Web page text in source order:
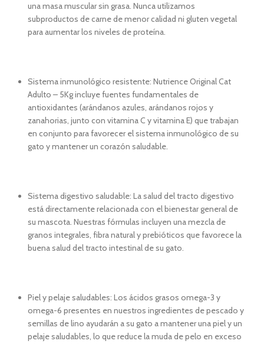
una masa muscular sin grasa. Nunca utilizamos
subproductos de carne de menor calidad ni gluten vegetal
para aumentar los niveles de proteína.
Sistema inmunológico resistente: Nutrience Original Cat
Adulto – 5Kg incluye fuentes fundamentales de
antioxidantes (arándanos azules, arándanos rojos y
zanahorias, junto con vitamina C y vitamina E) que trabajan
en conjunto para favorecer el sistema inmunológico de su
gato y mantener un corazón saludable.
Sistema digestivo saludable: La salud del tracto digestivo
está directamente relacionada con el bienestar general de
su mascota. Nuestras fórmulas incluyen una mezcla de
granos integrales, fibra natural y prebióticos que favorece la
buena salud del tracto intestinal de su gato.
Piel y pelaje saludables: Los ácidos grasos omega-3 y
omega-6 presentes en nuestros ingredientes de pescado y
semillas de lino ayudarán a su gato a mantener una piel y un
pelaje saludables, lo que reduce la muda de pelo en exceso